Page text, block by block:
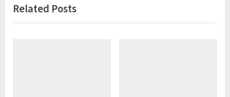
i
o
t
P
Related Posts